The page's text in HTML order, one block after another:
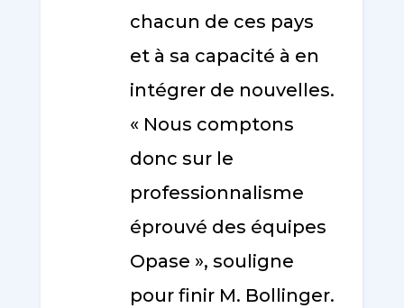
chacun de ces pays
et à sa capacité à en
intégrer de nouvelles.
« Nous comptons
donc sur le
professionnalisme
éprouvé des équipes
Opase », souligne
pour finir M. Bollinger.